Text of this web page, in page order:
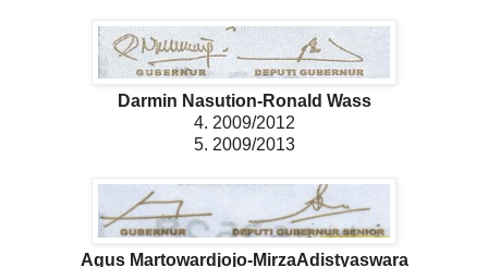
Darmin Nasution-Ronald Wass
4. 2009/2012
5. 2009/2013
Agus Martowardjojo-MirzaAdistyaswara